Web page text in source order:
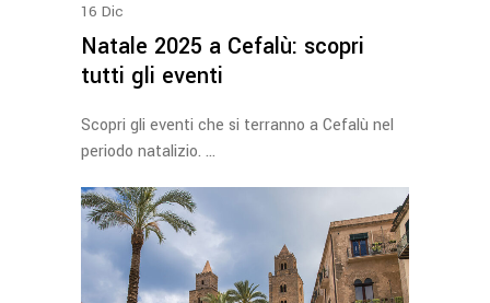
16 Dic
Natale 2025 a Cefalù: scopri
tutti gli eventi
Scopri gli eventi che si terranno a Cefalù nel
periodo natalizio.